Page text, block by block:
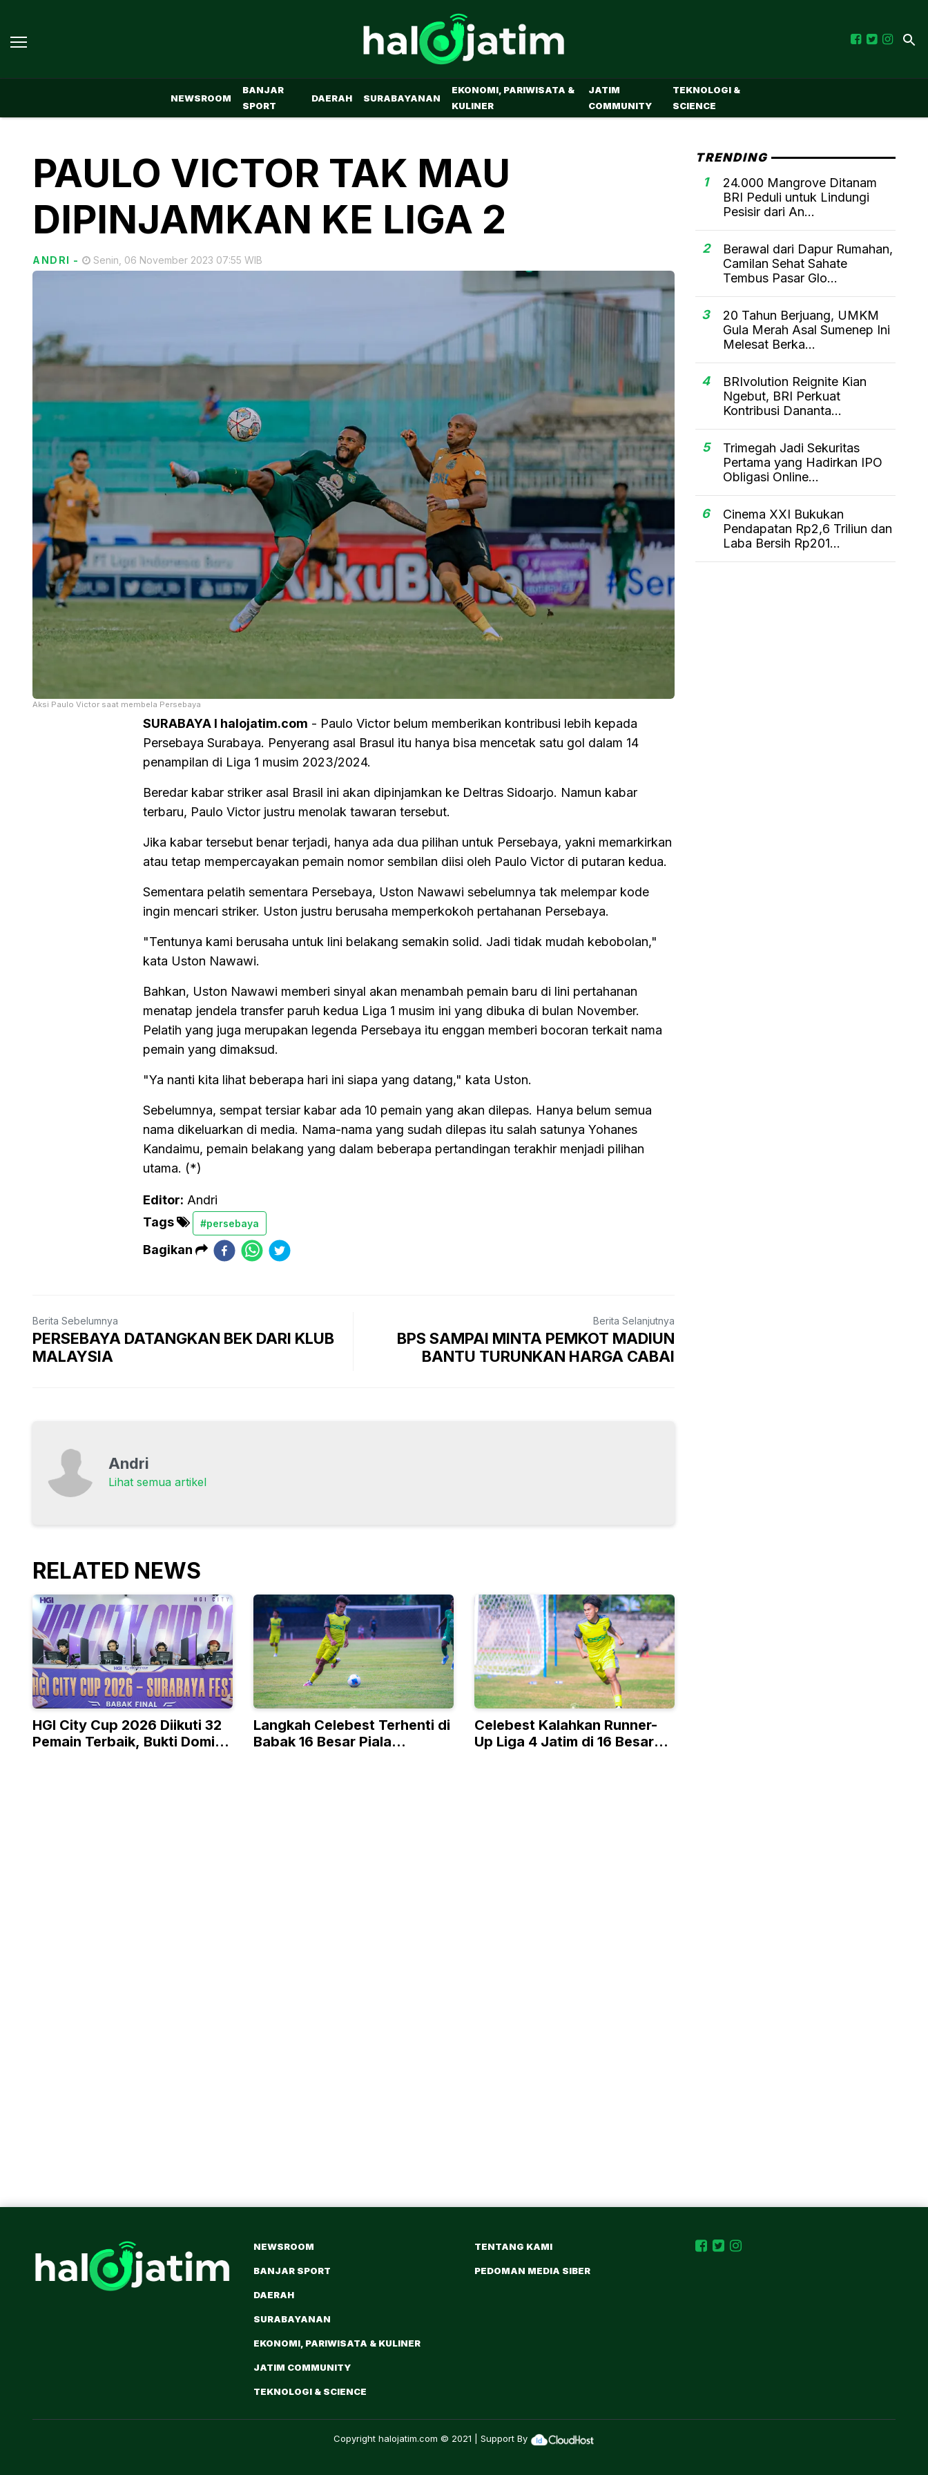
NEWSROOM
BANJAR
SPORT
DAERAH SURABAYANAN
EKONOMI, PARIWISATA &
KULINER
JATIM
COMMUNITY
TEKNOLOGI &
SCIENCE
PAULO VICTOR TAK MAU
DIPINJAMKAN KE LIGA 2
ANDRI - Senin, 06 November 2023 07:55 WIB
Aksi Paulo Victor saat membela Persebaya
SURABAYA I halojatim.com - Paulo Victor belum memberikan kontribusi lebih kepada
Persebaya Surabaya. Penyerang asal Brasul itu hanya bisa mencetak satu gol dalam 14
penampilan di Liga 1 musim 2023/2024.
Beredar kabar striker asal Brasil ini akan dipinjamkan ke Deltras Sidoarjo. Namun kabar
terbaru, Paulo Victor justru menolak tawaran tersebut.
Jika kabar tersebut benar terjadi, hanya ada dua pilihan untuk Persebaya, yakni memarkirkan
atau tetap mempercayakan pemain nomor sembilan diisi oleh Paulo Victor di putaran kedua.
Sementara pelatih sementara Persebaya, Uston Nawawi sebelumnya tak melempar kode
ingin mencari striker. Uston justru berusaha memperkokoh pertahanan Persebaya.
"Tentunya kami berusaha untuk lini belakang semakin solid. Jadi tidak mudah kebobolan,"
kata Uston Nawawi.
Bahkan, Uston Nawawi memberi sinyal akan menambah pemain baru di lini pertahanan
menatap jendela transfer paruh kedua Liga 1 musim ini yang dibuka di bulan November.
Pelatih yang juga merupakan legenda Persebaya itu enggan memberi bocoran terkait nama
pemain yang dimaksud.
"Ya nanti kita lihat beberapa hari ini siapa yang datang," kata Uston.
Sebelumnya, sempat tersiar kabar ada 10 pemain yang akan dilepas. Hanya belum semua
nama dikeluarkan di media. Nama-nama yang sudah dilepas itu salah satunya Yohanes
Kandaimu, pemain belakang yang dalam beberapa pertandingan terakhir menjadi pilihan
utama. (*)
Editor: Andri
Tags
#persebaya
Bagikan
Berita Sebelumnya
PERSEBAYA DATANGKAN BEK DARI KLUB
MALAYSIA
Berita Selanjutnya
BPS SAMPAI MINTA PEMKOT MADIUN
BANTU TURUNKAN HARGA CABAI
Andri
Lihat semua artikel
RELATED NEWS
HGI City Cup 2026 Diikuti 32
Pemain Terbaik, Bukti Domino
Langkah Celebest Terhenti di
Babak 16 Besar Piala
Celebest Kalahkan Runner-
Up Liga 4 Jatim di 16 Besar
TRENDING
1
24.000 Mangrove Ditanam
BRI Peduli untuk Lindungi
Pesisir dari An...
2
Berawal dari Dapur Rumahan,
Camilan Sehat Sahate
Tembus Pasar Glo...
3
20 Tahun Berjuang, UMKM
Gula Merah Asal Sumenep Ini
Melesat Berka...
4
BRIvolution Reignite Kian
Ngebut, BRI Perkuat
Kontribusi Dananta...
5
Trimegah Jadi Sekuritas
Pertama yang Hadirkan IPO
Obligasi Online...
6
Cinema XXI Bukukan
Pendapatan Rp2,6 Triliun dan
Laba Bersih Rp201...
NEWSROOM
BANJAR SPORT
DAERAH
SURABAYANAN
EKONOMI, PARIWISATA & KULINER
JATIM COMMUNITY
TEKNOLOGI & SCIENCE
TENTANG KAMI
PEDOMAN MEDIA SIBER
Copyright halojatim.com © 2021 | Support By